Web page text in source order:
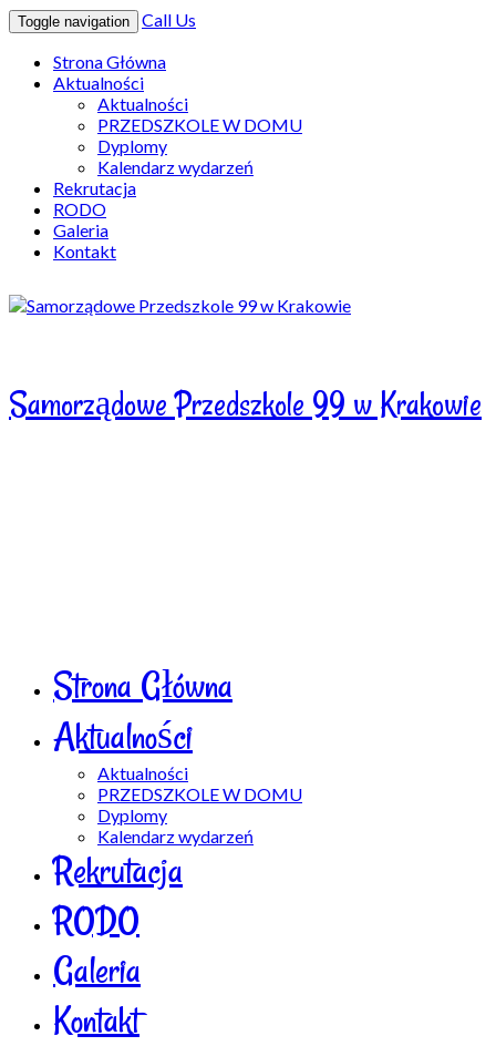
Toggle navigation
Call Us
Strona Główna
Aktualności
Aktualności
PRZEDSZKOLE W DOMU
Dyplomy
Kalendarz wydarzeń
Rekrutacja
RODO
Galeria
Kontakt
Samorządowe Przedszkole 99 w Krakowie
Strona Główna
Aktualności
Aktualności
PRZEDSZKOLE W DOMU
Dyplomy
Kalendarz wydarzeń
Rekrutacja
RODO
Galeria
Kontakt